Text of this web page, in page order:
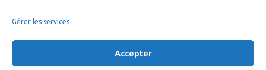
Gérer les services
Accepter
Mentions légales
Politique de confidentialité